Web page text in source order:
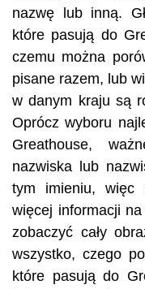
nazwę lub inną.
które pasują do
czemu można
pisane razem, lub
w danym kraju są
Oprócz wyboru
Greathouse,
nazwiska lub
tym imieniu, więc
więcej informacji
zobaczyć cały
wszystko, czego
które pasują do